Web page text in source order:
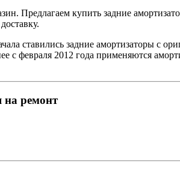
Предлагаем купить задние
ставились задние амортизаторы с
с февраля 2012 года применяются
на ремонт